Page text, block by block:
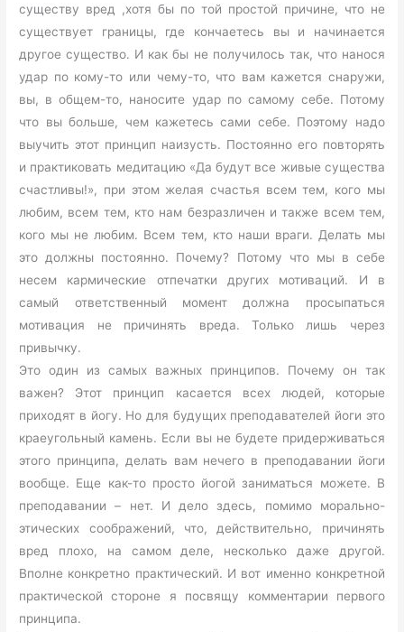
существу вред ,хотя бы по той простой причине, что не
существует границы, где кончаетесь вы и начинается
другое существо. И как бы не получилось так, что нанося
удар по кому-то или чему-то, что вам кажется снаружи,
вы, в общем-то, наносите удар по самому себе. Потому
что вы больше, чем кажетесь сами себе. Поэтому надо
выучить этот принцип наизусть. Постоянно его повторять
и практиковать медитацию «Да будут все живые существа
счастливы!», при этом желая счастья всем тем, кого мы
любим, всем тем, кто нам безразличен и также всем тем,
кого мы не любим. Всем тем, кто наши враги. Делать мы
это должны постоянно. Почему? Потому что мы в себе
несем кармические отпечатки других мотиваций. И в
самый ответственный момент должна просыпаться
мотивация не причинять вреда. Только лишь через
привычку.
Это один из самых важных принципов. Почему он так
важен? Этот принцип касается всех людей, которые
приходят в йогу. Но для будущих преподавателей йоги это
краеугольный камень. Если вы не будете придерживаться
этого принципа, делать вам нечего в преподавании йоги
вообще. Еще как-то просто йогой заниматься можете. В
преподавании – нет. И дело здесь, помимо морально-
этических соображений, что, действительно, причинять
вред плохо, на самом деле, несколько даже другой.
Вполне конкретно практический. И вот именно конкретной
практической стороне я посвящу комментарии первого
принципа.